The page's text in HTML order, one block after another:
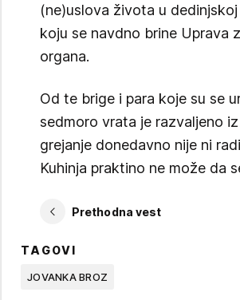
(ne)uslova života u
koju se navdno brine Uprava
organa.
Od te brige i para koje su se
sedmoro vrata je razvaljeno
grejanje donedavno nije ni
Kuhinja praktino ne može da
Prethodna vest
TAGOVI
JOVANKA BROZ